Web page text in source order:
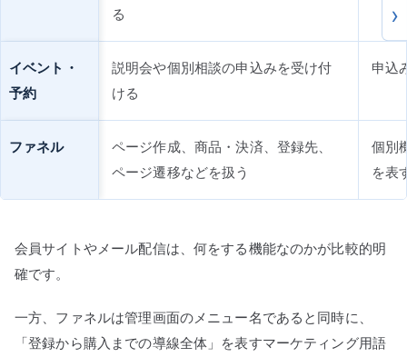
る
イベント・
予約
説明会や個別相談の申込みを受け付
ける
申込
ファネル
ページ作成、商品・決済、登録先、
ページ遷移などを扱う
個別
を表
会員サイトやメール配信は、何をする機能なのかが比較的明
確です。
一方、ファネルは管理画面のメニュー名であると同時に、
「登録から購入までの導線全体」を表すマーケティング用語